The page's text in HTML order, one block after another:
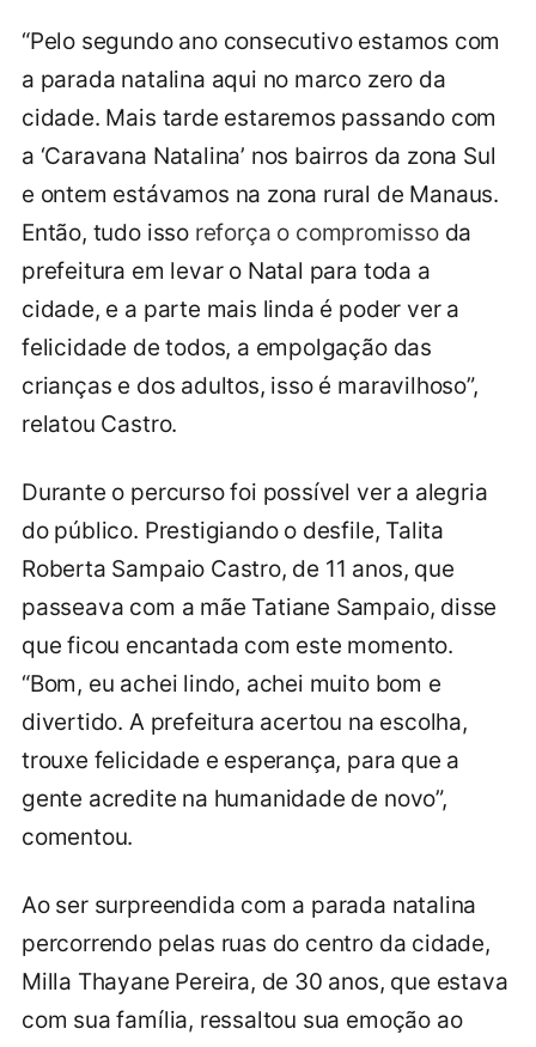
“Pelo segundo ano consecutivo estamos com
a parada natalina aqui no marco zero da
cidade. Mais tarde estaremos passando com
a ‘Caravana Natalina’ nos bairros da zona Sul
e ontem estávamos na zona rural de Manaus.
Então, tudo isso reforça o compromissoda
prefeitura em levar o Natal para toda a
cidade, e a parte mais linda é poder ver a
felicidade de todos, a empolgação das
crianças e dos adultos, isso é maravilhoso”,
relatou Castro.
Durante o percurso foi possível ver a alegria
do público. Prestigiando o desfile, Talita
Roberta Sampaio Castro, de 11 anos, que
passeava com a mãe Tatiane Sampaio, disse
que ficou encantada com este momento.
“Bom, eu achei lindo, achei muito bom e
divertido. A prefeitura acertou na escolha,
trouxe felicidade e esperança, para que a
gente acredite na humanidade de novo”,
comentou.
Ao ser surpreendida com a parada natalina
percorrendo pelas ruas do centro da cidade,
Milla Thayane Pereira, de 30 anos, que estava
com sua família, ressaltou sua emoção ao